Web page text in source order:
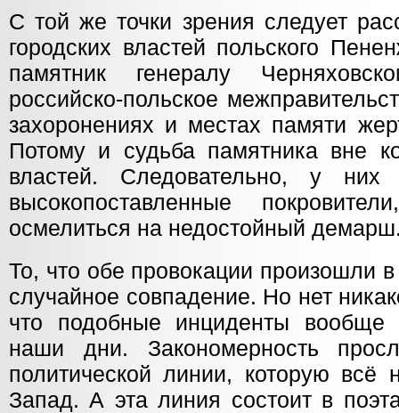
С той же точки зрения следует
городских властей польского
памятник генералу
российско-польское
захоронениях и местах памяти
Потому и судьба памятника вне
властей. Следовательно, у них
высокопоставленные
осмелиться на недостойный
То, что обе провокации произошли
случайное совпадение. Но нет
что подобные инциденты вообще
наши дни. Закономерность
политической линии, которую всё
Запад. А эта линия состоит в